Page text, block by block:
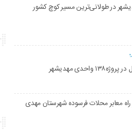
در طولانی‌ترین مسیر کوچ کشور
در راه معابر محلات فرسوده شهرستان مهدی